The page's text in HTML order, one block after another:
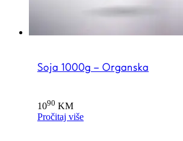
Soja 1000g – Organska
1090 KM
Pročitaj više